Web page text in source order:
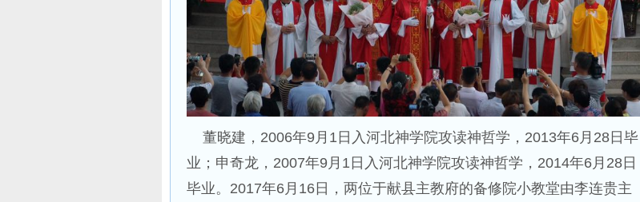
董晓建，2006年9月1日入河北神学院攻读神哲学，2013年6月28日毕
业；申奇龙，2007年9月1日入河北神学院攻读神哲学，2014年6月28日
毕业。2017年6月16日，两位于献县主教府的备修院小教堂由李连贵主